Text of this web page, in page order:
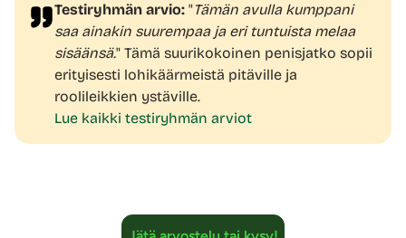
Tuotetiedot:
Materiaali: 100% Silikoni
Tuotteen kokopituus: 21 cm
Tuotteen sisäpituus: 16 cm
Ulkohalkaisija max. 6 cm (kivesten kohdalta)
Testiryhmän arvio: "Tämän avulla kumppani
saa ainakin suurempaa ja eri tuntuista melaa
sisäänsä." Tämä suurikokoinen penisjatko sopii
erityisesti lohikäärmeistä pitäville ja
roolileikkien ystäville.
Lue kaikki testiryhmän arviot